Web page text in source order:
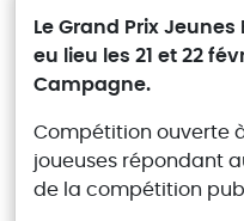
Le Grand Prix
eu lieu les 21 et 22
Campagne.
Compétition ouverte
joueuses répondant
de la compétition